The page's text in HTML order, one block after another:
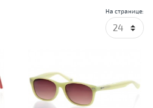
На странице: